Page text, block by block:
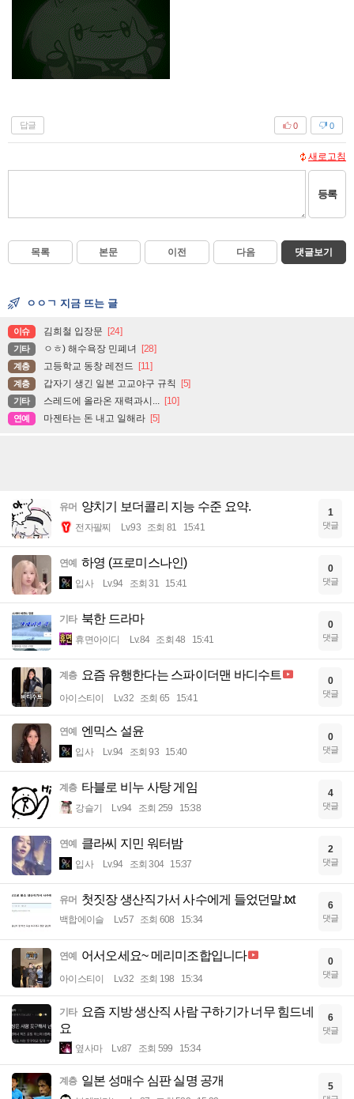
답글 0
0
새로고침
등록
목록 본문 이전 다음 댓글보기
ㅇㅇㄱ 지금 뜨는 글
이슈 김희철 입장문 [24]
기타 ㅇㅎ) 해수욕장 민폐녀 [28]
계층 고등학교 동창 레전드 [11]
계층 갑자기 생긴 일본 고교야구 규칙 [5]
기타 스레드에 올라온 재력과시... [10]
연예 마젠타는 돈 내고 일해라 [5]
유머 양치기 보더콜리 지능 수준 요약.
전자팔찌 Lv.93 조회 81 15:41
1
댓글
연예 하영 (프로미스나인)
입사 Lv.94 조회 31 15:41
0
댓글
기타 북한 드라마
휴면아이디 Lv.84 조회 48 15:41
0
댓글
계층 요즘 유행한다는 스파이더맨 바디수트
아이스티이 Lv.32 조회 65 15:41
0
댓글
연예 엔믹스 설윤
입사 Lv.94 조회 93 15:40
0
댓글
계층 타블로 비누 사탕 게임
강슬기 Lv.94 조회 259 15:38
4
댓글
연예 클라씨 지민 워터밤
입사 Lv.94 조회 304 15:37
2
댓글
유머 첫짓장 생산직가서 사수에게 들었던말.txt
백합에이슬 Lv.57 조회 608 15:34
6
댓글
연예 어서오세요~ 메리미조합입니다
아이스티이 Lv.32 조회 198 15:34
0
댓글
기타 요즘 지방 생산직 사람 구하기가 너무 힘드네
요
옆사마 Lv.87 조회 599 15:34
6
댓글
계층 일본 성매수 심판 실명 공개 5